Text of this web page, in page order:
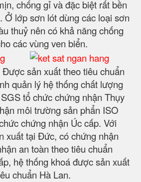
chống gỉ và đặc biệt rất bền
Ở lớp sơn lót dùng các loại sơn
thuỷ nên có khả năng chống
các vùng ven biển.
Được sản xuất theo tiêu chuẩn
quản lý hệ thống chất lượng
tổ chức chứng nhận Thụy
môi trường sản phẩn ISO
chứng nhận Úc cấp. Với
xuất tại Đức, có chứng nhận
an toàn theo tiêu chuẩn
hệ thống khoá được sản xuất
chuẩn Hà Lan.